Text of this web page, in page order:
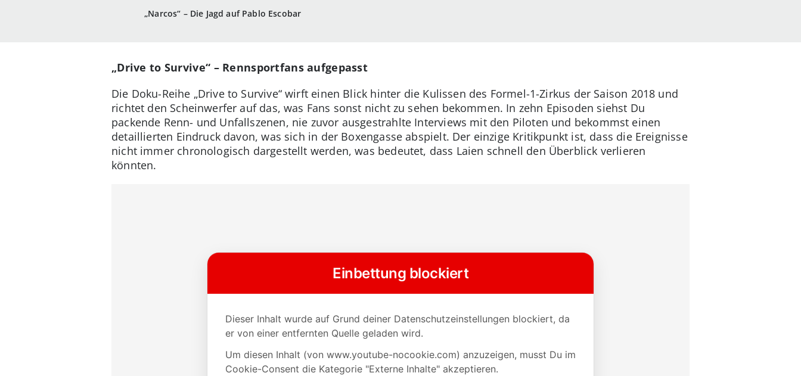
„Narcos“ – Die Jagd auf Pablo Escobar
„Drive to Survive“ – Rennsportfans aufgepasst
Die Doku-Reihe „Drive to Survive“ wirft einen Blick hinter die Kulissen des Formel-1-Zirkus der Saison 2018 und
richtet den Scheinwerfer auf das, was Fans sonst nicht zu sehen bekommen. In zehn Episoden siehst Du
packende Renn- und Unfallszenen, nie zuvor ausgestrahlte Interviews mit den Piloten und bekommst einen
detaillierten Eindruck davon, was sich in der Boxengasse abspielt. Der einzige Kritikpunkt ist, dass die Ereignisse
nicht immer chronologisch dargestellt werden, was bedeutet, dass Laien schnell den Überblick verlieren
könnten.